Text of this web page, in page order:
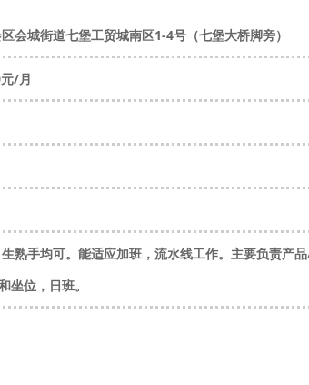
会城街道七堡工贸城南区1-4号（七堡大桥脚旁）
/月
熟手均可。能适应加班，流水线工作。主要负责产
坐位，日班。